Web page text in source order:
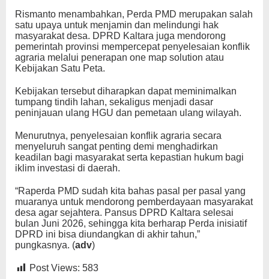
Rismanto menambahkan, Perda PMD merupakan salah
satu upaya untuk menjamin dan melindungi hak
masyarakat desa. DPRD Kaltara juga mendorong
pemerintah provinsi mempercepat penyelesaian konflik
agraria melalui penerapan one map solution atau
Kebijakan Satu Peta.
Kebijakan tersebut diharapkan dapat meminimalkan
tumpang tindih lahan, sekaligus menjadi dasar
peninjauan ulang HGU dan pemetaan ulang wilayah.
Menurutnya, penyelesaian konflik agraria secara
menyeluruh sangat penting demi menghadirkan
keadilan bagi masyarakat serta kepastian hukum bagi
iklim investasi di daerah.
“Raperda PMD sudah kita bahas pasal per pasal yang
muaranya untuk mendorong pemberdayaan masyarakat
desa agar sejahtera. Pansus DPRD Kaltara selesai
bulan Juni 2026, sehingga kita berharap Perda inisiatif
DPRD ini bisa diundangkan di akhir tahun,”
pungkasnya. (adv)
Post Views: 583